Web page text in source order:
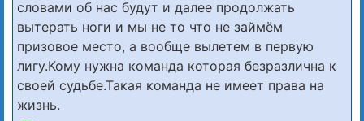
словами об нас будут и далее продолжать
вытерать ноги и мы не то что не займём
призовое место, а вообще вылетем в первую
лигу.Кому нужна команда которая безразлична к
своей судьбе.Такая команда не имеет права на
жизнь.